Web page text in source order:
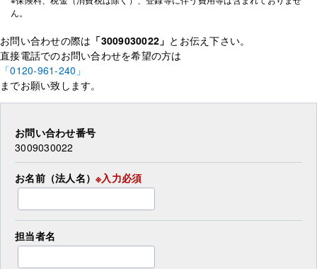
ん。
お問い合わせの際は 「3009030022」 とお伝え下さい。
直接電話でのお問い合わせを希望の方は
「0120-961-240」
までお願い致します。
お問い合わせ番号
3009030022
お名前（法人名） ※入力必須
担当者名